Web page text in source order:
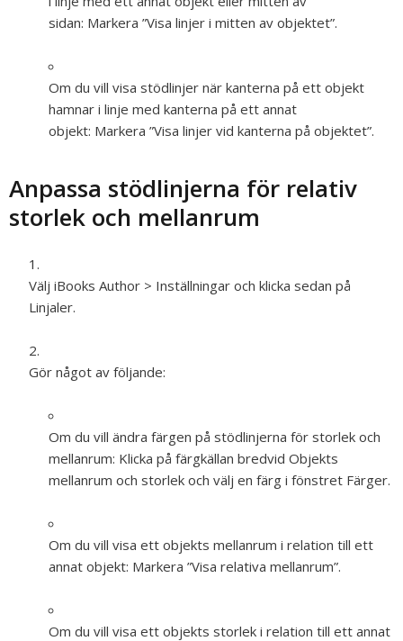
sidan: Markera ”Visa linjer i mitten av objektet”.
Om du vill visa stödlinjer när kanterna på ett objekt
hamnar i linje med kanterna på ett annat
objekt: Markera ”Visa linjer vid kanterna på objektet”.
Anpassa stödlinjerna för relativ
storlek och mellanrum
Välj iBooks Author > Inställningar och klicka sedan på
Linjaler.
Gör något av följande:
Om du vill ändra färgen på stödlinjerna för storlek och
mellanrum: Klicka på färgkällan bredvid Objekts
mellanrum och storlek och välj en färg i fönstret Färger.
Om du vill visa ett objekts mellanrum i relation till ett
annat objekt: Markera ”Visa relativa mellanrum”.
Om du vill visa ett objekts storlek i relation till ett annat